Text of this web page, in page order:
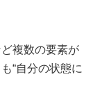
複数の要素が
“自分の状態に